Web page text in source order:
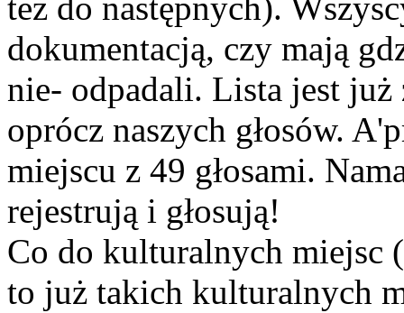
dokumentacją, czy mają
nie- odpadali. Lista jest
oprócz naszych głosów.
miejscu z 49 głosami.
rejestrują i głosują!
Co do kulturalnych miejsc
to już takich kulturalnych